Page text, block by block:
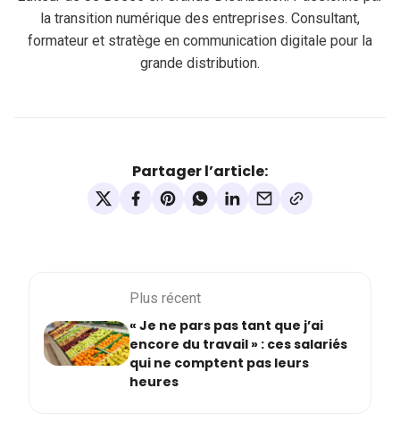
la transition numérique des entreprises. Consultant,
formateur et stratège en communication digitale pour la
grande distribution.
Partager l’article:
Plus récent
« Je ne pars pas tant que j’ai
encore du travail » : ces salariés
qui ne comptent pas leurs
heures